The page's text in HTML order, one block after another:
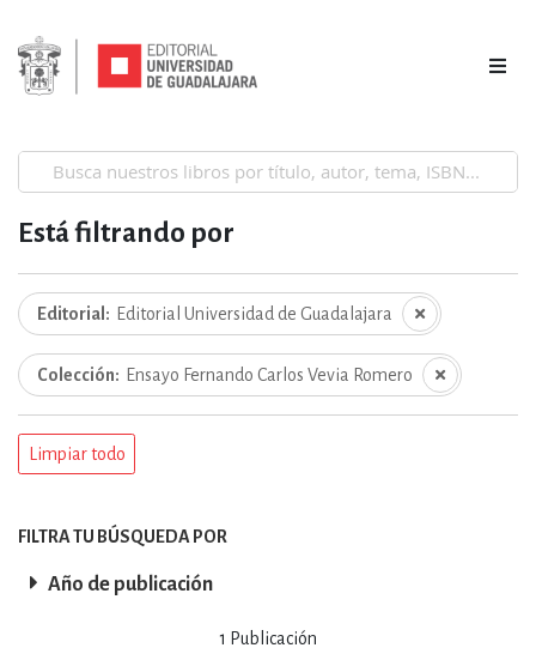
1 Publicación
Está filtrando por
Editorial Editorial Universidad de Guadalajara
Colección Ensayo Fernando Carlos Vevia Romero
Limpiar todo
FILTRA TU BÚSQUEDA POR
Año de publicación